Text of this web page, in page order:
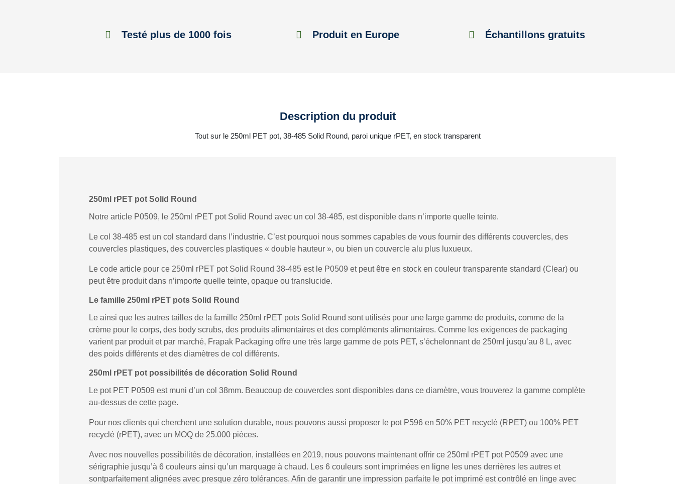
Testé plus de 1000 fois Produit en Europe Échantillons gratuits
Description du produit
Tout sur le 250ml PET pot, 38-485 Solid Round, paroi unique rPET, en stock transparent
250ml rPET pot Solid Round
Notre article P0509, le 250ml rPET pot Solid Round avec un col 38-485, est disponible dans n’importe quelle teinte.
Le col 38-485 est un col standard dans l’industrie. C’est pourquoi nous sommes capables de vous fournir des différents couvercles, des
couvercles plastiques, des couvercles plastiques « double hauteur », ou bien un couvercle alu plus luxueux.
Le code article pour ce 250ml rPET pot Solid Round 38-485 est le P0509 et peut être en stock en couleur transparente standard (Clear) ou
peut être produit dans n’importe quelle teinte, opaque ou translucide.
Le famille 250ml rPET pots Solid Round
Le ainsi que les autres tailles de la famille 250ml rPET pots Solid Round sont utilisés pour une large gamme de produits, comme de la
crème pour le corps, des body scrubs, des produits alimentaires et des compléments alimentaires. Comme les exigences de packaging
varient par produit et par marché, Frapak Packaging offre une très large gamme de pots PET, s’échelonnant de 250ml jusqu’au 8 L, avec
des poids différents et des diamètres de col différents.
250ml rPET pot possibilités de décoration Solid Round
Le pot PET P0509 est muni d’un col 38mm. Beaucoup de couvercles sont disponibles dans ce diamètre, vous trouverez la gamme complète
au-dessus de cette page.
Pour nos clients qui cherchent une solution durable, nous pouvons aussi proposer le pot P596 en 50% PET recyclé (RPET) ou 100% PET
recyclé (rPET), avec un MOQ de 25.000 pièces.
Avec nos nouvelles possibilités de décoration, installées en 2019, nous pouvons maintenant offrir ce 250ml rPET pot P0509 avec une
sérigraphie jusqu’à 6 couleurs ainsi qu’un marquage à chaud. Les 6 couleurs sont imprimées en ligne les unes derrières les autres et
sontparfaitement alignées avec presque zéro tolérances. Afin de garantir une impression parfaite le pot imprimé est contrôlé en linge avec